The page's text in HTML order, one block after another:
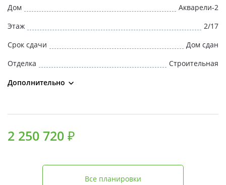
Офис продаж
Работа
Дом
Акварели-2
Этаж
2/17
Срок сдачи
Дом сдан
Отделка
Строительная
Дополнительно
2 250 720 ₽
Все планировки